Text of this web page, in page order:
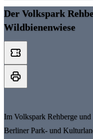
Der Volkspark
Wildbienenwiese
Im Volkspark Rehberge
Berliner Park- und